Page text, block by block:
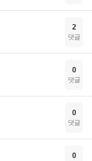
2
댓글
0
댓글
0
댓글
0